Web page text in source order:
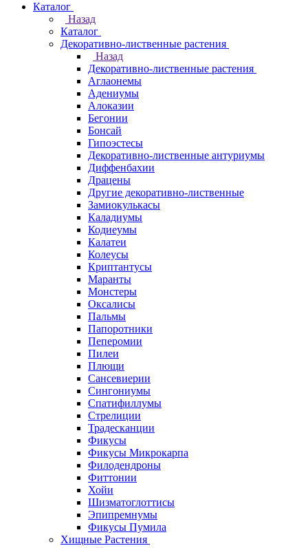
Каталог
Назад
Каталог
Декоративно-лиственные растения
Назад
Декоративно-лиственные растения
Аглаонемы
Адениумы
Алоказии
Бегонии
Бонсай
Гипоэстесы
Декоративно-лиственные антуриумы
Диффенбахии
Драцены
Другие декоративно-лиственные
Замиокулькасы
Каладиумы
Кодиеумы
Калатеи
Колеусы
Криптантусы
Маранты
Монстеры
Оксалисы
Пальмы
Папоротники
Пеперомии
Пилеи
Плющи
Сансевиерии
Сингониумы
Спатифиллумы
Стрелиции
Традесканции
Фикусы
Фикусы Микрокарпа
Филодендроны
Фиттонии
Хойи
Шизматоглоттисы
Эпипремнумы
Фикусы Пумила
Хищные Растения